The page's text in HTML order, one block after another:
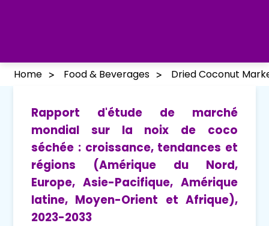
Home Food & Beverages Dried Coconut
Rapport d'étude de marché
mondial sur la noix de coco
séchée : croissance, tendances et
régions (Amérique du Nord,
Europe, Asie-Pacifique, Amérique
latine, Moyen-Orient et Afrique),
2023-2033